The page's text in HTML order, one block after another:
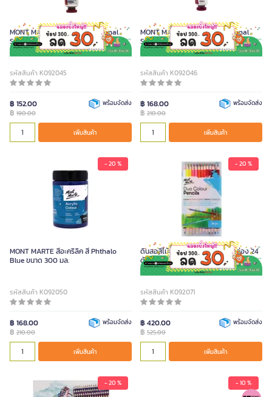
MONT MARTE สีน้ำมัน Professional
Series สี Burnt Umber ขนาด 100 มล.
รหัสสินค้า K092045
฿ 152.00
฿ 190.00
พร้อมจัดส่ง
เพิ่มสินค้า
MONT MARTE สีน้ำมัน Professional
Series สี Cyan Blue ขนาด 100 มล.
รหัสสินค้า K092046
฿ 168.00
฿ 210.00
พร้อมจัดส่ง
เพิ่มสินค้า
- 20 %
MONT MARTE สีอะคริลิค สี Phthalo
Blue ขนาด 300 มล.
รหัสสินค้า K092050
฿ 168.00
฿ 210.00
พร้อมจัดส่ง
เพิ่มสินค้า
- 20 %
ดินสอสีไม้ 2 หัว MONT MARTE กล่อง 24
ด้าม (48 สี)
รหัสสินค้า K092071
฿ 420.00
฿ 525.00
พร้อมจัดส่ง
เพิ่มสินค้า
- 20 % - 10 %